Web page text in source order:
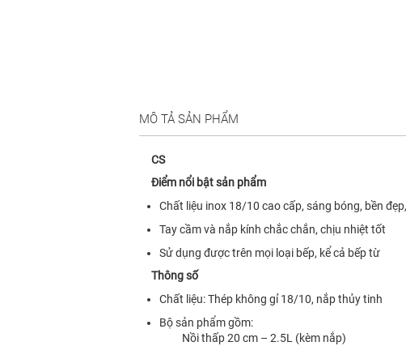
MÔ TẢ SẢN PHẨM
CS
Điểm nổi bật sản phẩm
Chất liệu inox 18/10 cao cấp, sáng bóng, bền
Tay cầm và nắp kính chắc chắn, chịu nhiệt tốt
Sử dụng được trên mọi loại bếp, kể cả bếp từ
Thông số
Chất liệu: Thép không gỉ 18/10, nắp thủy tinh
Bộ sản phẩm gồm:
Nồi thấp 20 cm – 2.5L (kèm nắp)